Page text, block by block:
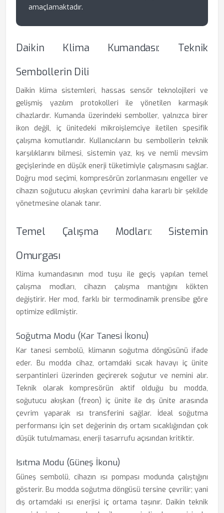
amaçlamaktadır.
Daikin Klima Kumandası: Teknik
Sembollerin Dili
Daikin klima sistemleri, hassas sensör teknolojileri ve
gelişmiş yazılım protokolleri ile yönetilen karmaşık
cihazlardır. Kumanda üzerindeki semboller, yalnızca birer
ikon değil, iç ünitedeki mikroişlemciye iletilen spesifik
çalışma komutlarıdır. Kullanıcıların bu sembollerin teknik
karşılıklarını bilmesi, sistemin yaz, kış ve nemli mevsim
geçişlerinde en düşük enerji tüketimiyle çalışmasını sağlar.
Doğru mod seçimi, kompresörün zorlanmasını engeller ve
cihazın soğutucu akışkan çevrimini daha kararlı bir şekilde
yönetmesine olanak tanır.
Temel Çalışma Modları: Sistemin
Omurgası
Klima kumandasının mod tuşu ile geçiş yapılan temel
çalışma modları, cihazın çalışma mantığını kökten
değiştirir. Her mod, farklı bir termodinamik prensibe göre
optimize edilmiştir.
Soğutma Modu (Kar Tanesi İkonu)
Kar tanesi sembolü, klimanın soğutma döngüsünü ifade
eder. Bu modda cihaz, ortamdaki sıcak havayı iç ünite
serpantinleri üzerinden geçirerek soğutur ve nemini alır.
Teknik olarak kompresörün aktif olduğu bu modda,
soğutucu akışkan (freon) iç ünite ile dış ünite arasında
çevrim yaparak ısı transferini sağlar. İdeal soğutma
performansı için set değerinin dış ortam sıcaklığından çok
düşük tutulmaması, enerji tasarrufu açısından kritiktir.
Isıtma Modu (Güneş İkonu)
Güneş sembolü, cihazın ısı pompası modunda çalıştığını
gösterir. Bu modda soğutma döngüsü tersine çevrilir; yani
dış ortamdaki ısı enerjisi iç ortama taşınır. Daikin teknik